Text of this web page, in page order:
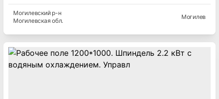
Могилевскийр-н
Могилевская обл.
Могилев